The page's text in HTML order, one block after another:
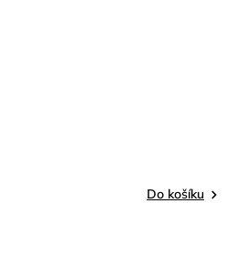
Do košíku